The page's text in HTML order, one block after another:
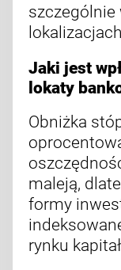
szczególnie
Jaki jest
lokaty
Obniżka
maleją,
formy
rynku